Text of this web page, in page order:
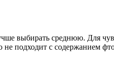
выбирать среднюю. Для
не подходит с содержанием